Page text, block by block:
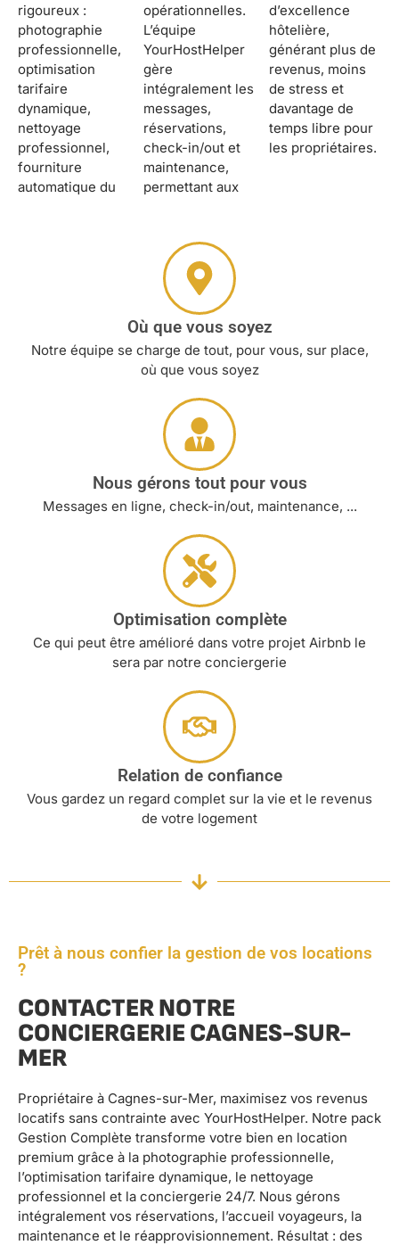
rigoureux :
photographie
professionnelle,
optimisation
tarifaire
dynamique,
nettoyage
professionnel,
fourniture
automatique du
opérationnelles.
L’équipe
YourHostHelper
gère
intégralement les
messages,
réservations,
check-in/out et
maintenance,
permettant aux
d’excellence
hôtelière,
générant plus de
revenus, moins
de stress et
davantage de
temps libre pour
les propriétaires.
Où que vous soyez
Notre équipe se charge de tout, pour vous, sur place,
où que vous soyez
Nous gérons tout pour vous
Messages en ligne, check-in/out, maintenance, ...
Optimisation complète
Ce qui peut être amélioré dans votre projet Airbnb le
sera par notre conciergerie
Relation de confiance
Vous gardez un regard complet sur la vie et le revenus
de votre logement
Prêt à nous confier la gestion de vos locations
?
CONTACTER NOTRE
CONCIERGERIE CAGNES-SUR-
MER
Propriétaire à Cagnes-sur-Mer, maximisez vos revenus
locatifs sans contrainte avec YourHostHelper. Notre pack
Gestion Complète transforme votre bien en location
premium grâce à la photographie professionnelle,
l’optimisation tarifaire dynamique, le nettoyage
professionnel et la conciergerie 24/7. Nous gérons
intégralement vos réservations, l’accueil voyageurs, la
maintenance et le réapprovisionnement. Résultat : des